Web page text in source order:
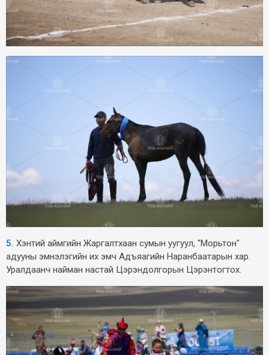
5. Хэнтий аймгийн Жаргалтхаан сумын уугуул, "Морьтон"
адууны эмнэлэгийн их эмч Адъяагийн Наранбаатарын хар.
Уралдаанч найман настай Цэрэндолгорын Цэрэнтогтох.